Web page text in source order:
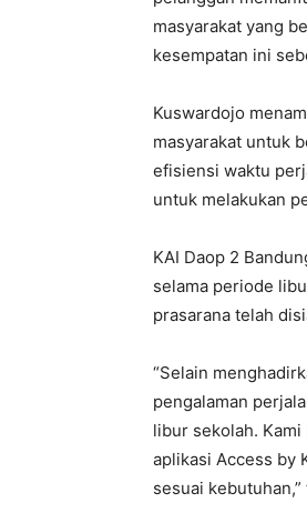
masyarakat yang
kesempatan ini
Kuswardojo
masyarakat untuk
efisiensi waktu
untuk melakukan
KAI Daop 2
selama periode
prasarana telah
“Selain
pengalaman
libur sekolah.
aplikasi Access by
sesuai